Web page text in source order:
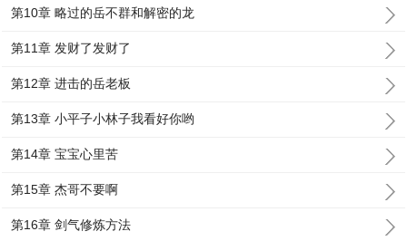
第10章 略过的岳不群和解密的龙
第11章 发财了发财了
第12章 进击的岳老板
第13章 小平子小林子我看好你哟
第14章 宝宝心里苦
第15章 杰哥不要啊
第16章 剑气修炼方法